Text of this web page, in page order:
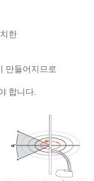
한
만들어지므로
합니다.